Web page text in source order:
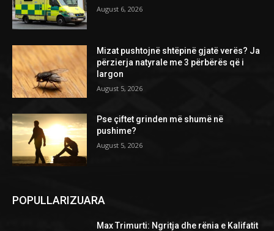
August 6, 2026
Mizat pushtojnë shtëpinë gjatë verës? Ja
përzierja natyrale me 3 përbërës që i
largon
August 5, 2026
Pse çiftet grinden më shumë në
pushime?
August 5, 2026
POPULLARIZUARA
Max Trimurti: Ngritja dhe rënia e Kalifatit